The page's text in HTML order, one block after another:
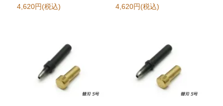
4,620円(税込)
4,620円(税込)